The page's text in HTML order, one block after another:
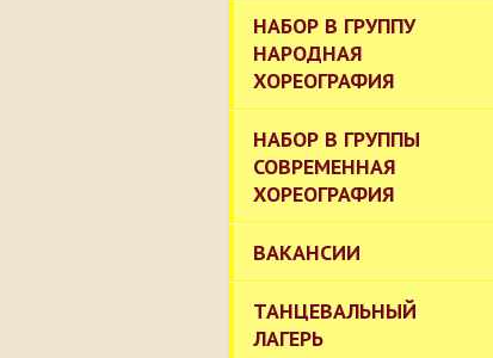
НАБОР В ГРУППУ
НАРОДНАЯ
ХОРЕОГРАФИЯ
НАБОР В ГРУППЫ
СОВРЕМЕННАЯ
ХОРЕОГРАФИЯ
ВАКАНСИИ
ТАНЦЕВАЛЬНЫЙ
ЛАГЕРЬ